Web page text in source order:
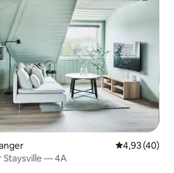
4,93 de uma
4,93 (40)
Staysville — 4A